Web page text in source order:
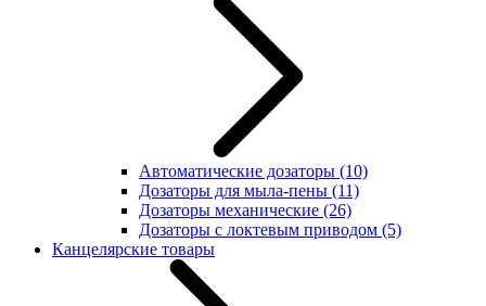
Автоматические дозаторы (10)
Дозаторы для мыла-пены (11)
Дозаторы механические (26)
Дозаторы с локтевым приводом (5)
Канцелярские товары